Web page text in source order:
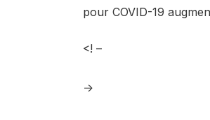
pour COVID-19
<! –
->